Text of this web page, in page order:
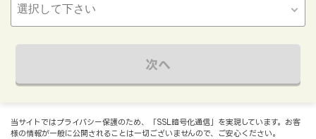
次へ
当サイトではプライバシー保護のため、「SSL暗号化通信」を実現しています。お客
様の情報が一般に公開されることは一切ございませんので、ご安心ください。